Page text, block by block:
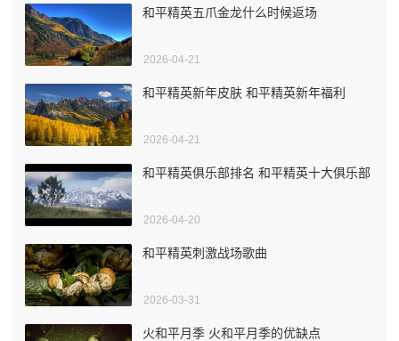
和平精英五爪金龙什么时候返场
2026-04-21
和平精英新年皮肤 和平精英新年福利
2026-04-21
和平精英俱乐部排名 和平精英十大俱乐部
2026-04-20
和平精英刺激战场歌曲
2026-03-31
火和平月季 火和平月季的优缺点